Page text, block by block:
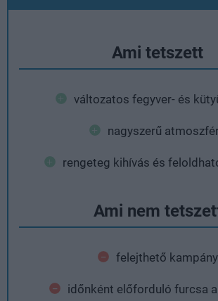
Ami tetszett
változatos fegyver- és
nagyszerű
rengeteg kihívás és
Ami nem
felejthető kampány
időnként előforduló furcsa